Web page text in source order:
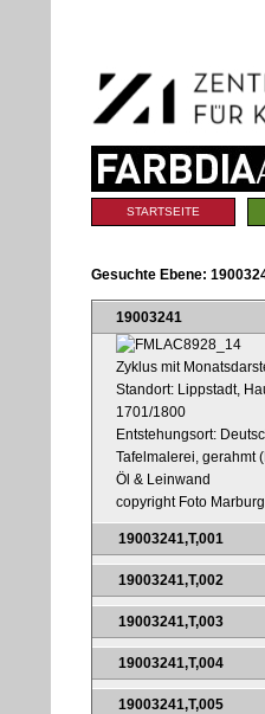
Navigation
Sektionen
STARTSEITE
Gesuchte Ebene:
19003241
Zyklus mit
Standort: Lippstadt,
1701/1800
Entstehungsort:
Tafelmalerei, gerahmt
Öl & Leinwand
copyright Foto
19003241,T,001
19003241,T,002
19003241,T,003
19003241,T,004
19003241,T,005